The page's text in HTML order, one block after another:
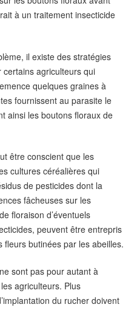
à un traitement insecticide
il existe des stratégies
agriculteurs qui
quelques graines à
fournissent au parasite le
ainsi les boutons floraux de
être conscient que les
cultures céréalières qui
de pesticides dont la
fâcheuses sur les
floraison d’éventuels
peuvent être entrepris
fleurs butinées par les abeilles.
sont pas pour autant à
agriculteurs. Plus
du rucher doivent